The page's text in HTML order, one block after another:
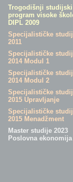
Trogodišnji studijski
program visoke
DIPL 2009
Specijalističke
2011
Specijalističke
2014 Modul 1
Specijalističke
2014 Modul 2
Specijalističke
2015 Upravljanje
Specijalističke
2015 Menadžment
Master studije 2023
Poslovna ekonomija